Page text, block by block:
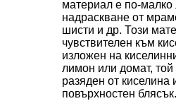
материал е по-малко
надраскване от
шисти и др. Този
чувствителен към
изложен на
лимон или домат,
разяден от киселина
повърхностен блясък.